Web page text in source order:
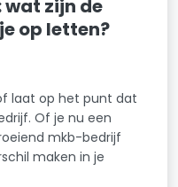
wat zijn de
op letten?
laat op het punt dat
Of je nu een
mkb-bedrijf
maken in je